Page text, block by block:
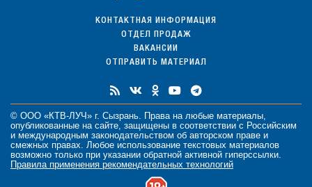
КОНТАКТНАЯ ИНФОРМАЦИЯ
ОТДЕЛ ПРОДАЖ
ВАКАНСИИ
ОТПРАВИТЬ МАТЕРИАЛ
© ООО «КТВ-ЛУЧ» г. Сызрань. Права на любые материалы
опубликованные на сайте, защищены в соответствии с Российским
и международным законодательством об авторском праве и
смежных правах. Любое использование текстовых материалов
возможно только при указании обратной активной гиперссылки.
Правила применения рекомендательных технологий